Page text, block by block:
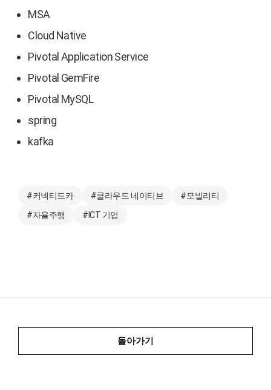
MSA
Cloud Native
Pivotal Application Service
Pivotal GemFire
Pivotal MySQL
spring
kafka
#커넥티드카 #클라우드 네이티브
#모빌리티
#자율주행
#ICT 기업
돌아가기